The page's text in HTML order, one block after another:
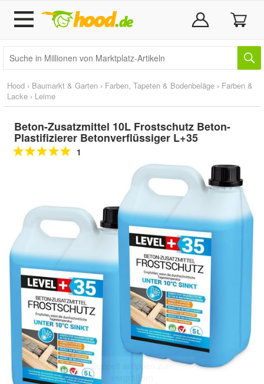
Hood › Baumarkt & Garten › Farben, Tapeten & Bodenbeläge › Farben &
Lacke › Leime
Beton-Zusatzmittel 10L Frostschutz Beton-
Plastifizierer Betonverflüssiger L+35
1
Doppelt antippen zum
vergrößern